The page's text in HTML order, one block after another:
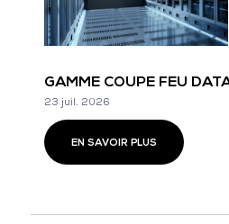
GAMME COUPE FEU
23 juil. 2026
EN SAVOIR PLUS